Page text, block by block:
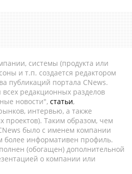
системы (продукта или
и т.п. создается редактором
публикаций портала CNews.
редакционных разделов
новости", статьи,
интервью, а также
проектов). Таким образом, чем
было с именем компании
более информативен профиль.
(обогащен) дополнительной
о компании или